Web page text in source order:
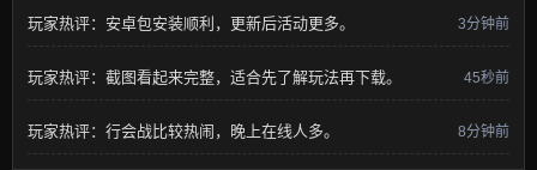
玩家热评：安卓包安装顺利，更新后活动更多。 3分钟前
玩家热评：截图看起来完整，适合先了解玩法再下载。 45秒前
玩家热评：行会战比较热闹，晚上在线人多。 8分钟前